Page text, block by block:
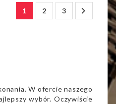
1 2 3 
W ofercie naszego
wybór. Oczywiście